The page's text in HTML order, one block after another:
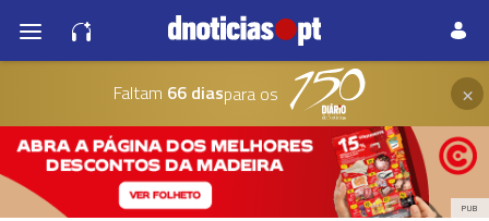
Faltam 66 diaspara os ×
PUB